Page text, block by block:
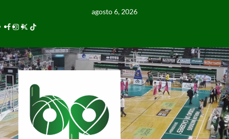
agosto 6, 2026